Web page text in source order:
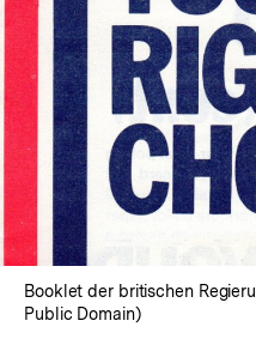
Booklet der britischen
Public Domain)